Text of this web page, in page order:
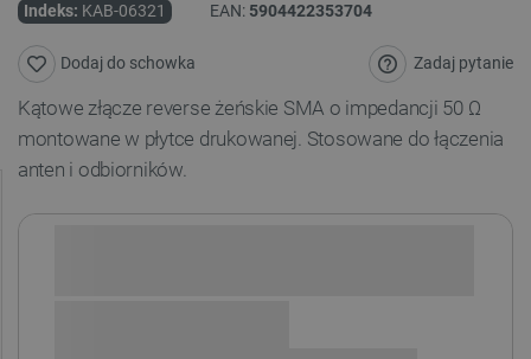
Indeks: KAB-06321 EAN: 5904422353704
Zadaj pytanie
Dodaj do schowka
Kątowe złącze reverse żeńskie SMA o impedancji 50 Ω
montowane w płytce drukowanej. Stosowane do łączenia
anten i odbiorników.